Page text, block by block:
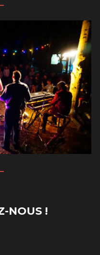
NOUS !